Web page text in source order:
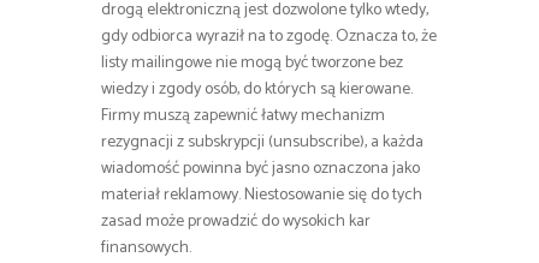
drogą elektroniczną jest dozwolone tylko wtedy,
gdy odbiorca wyraził na to zgodę. Oznacza to, że
listy mailingowe nie mogą być tworzone bez
wiedzy i zgody osób, do których są kierowane.
Firmy muszą zapewnić łatwy mechanizm
rezygnacji z subskrypcji (unsubscribe), a każda
wiadomość powinna być jasno oznaczona jako
materiał reklamowy. Niestosowanie się do tych
zasad może prowadzić do wysokich kar
finansowych.